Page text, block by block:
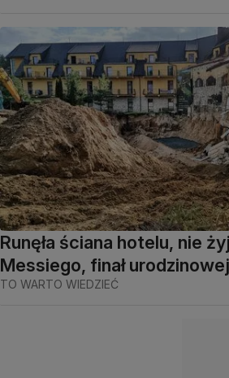
Runęła ściana hotelu, nie
Messiego, finał
TO WARTO WIEDZIEĆ